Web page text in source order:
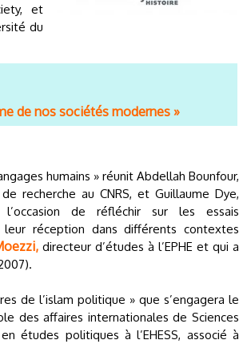
et
du
de nos sociétés modernes »
humains » réunit Abdellah Bounfour,
recherche au CNRS, et Guillaume Dye,
de réfléchir sur les essais
leur réception dans différents contextes
directeur d’études à l’EPHE et qui a
de l’islam politique » que s’engagera le
des affaires internationales de Sciences
études politiques à l’EHESS, associé à